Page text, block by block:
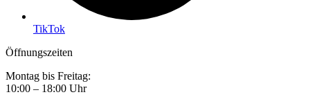
TikTok
Öffnungszeiten
Montag bis Freitag:
10:00 – 18:00 Uhr